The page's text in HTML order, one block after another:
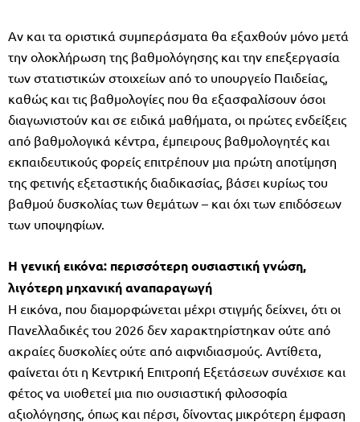
Αν και τα οριστικά συμπεράσματα θα εξαχθούν μόνο μετά
την ολοκλήρωση της βαθμολόγησης και την επεξεργασία
των στατιστικών στοιχείων από το υπουργείο Παιδείας,
καθώς και τις βαθμολογίες που θα εξασφαλίσουν όσοι
διαγωνιστούν και σε ειδικά μαθήματα, οι πρώτες ενδείξεις
από βαθμολογικά κέντρα, έμπειρους βαθμολογητές και
εκπαιδευτικούς φορείς επιτρέπουν μια πρώτη αποτίμηση
της φετινής εξεταστικής διαδικασίας, βάσει κυρίως του
βαθμού δυσκολίας των θεμάτων – και όχι των επιδόσεων
των υποψηφίων.
Η γενική εικόνα: περισσότερη ουσιαστική γνώση,
λιγότερη μηχανική αναπαραγωγή
Η εικόνα, που διαμορφώνεται μέχρι στιγμής δείχνει, ότι οι
Πανελλαδικές του 2026 δεν χαρακτηρίστηκαν ούτε από
ακραίες δυσκολίες ούτε από αιφνιδιασμούς. Αντίθετα,
φαίνεται ότι η Κεντρική Επιτροπή Εξετάσεων συνέχισε και
φέτος να υιοθετεί μια πιο ουσιαστική φιλοσοφία
αξιολόγησης, όπως και πέρσι, δίνοντας μικρότερη έμφαση